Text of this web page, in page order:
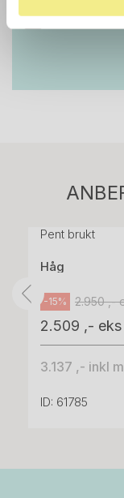
Pent brukt
Håg
-15% 2.950 ,-
2.509 ,- eks
3.137 ,- inkl
ID: 61785